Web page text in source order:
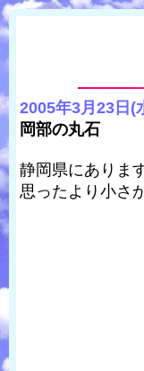
2005年3月23日(
岡部の丸石
静岡県にあります
思ったより小さ